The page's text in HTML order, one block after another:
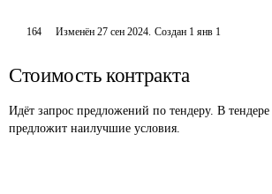
164 Изменён27 сен 2024. Создан 1 янв 1
Стоимость контракта
Идёт запрос предложений по тендеру. В тендере
предложит наилучшие условия.